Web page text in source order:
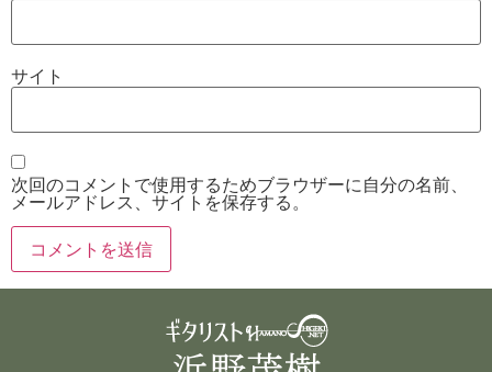
サイト
次回のコメントで使用するためブラウザーに自分の名前、
メールアドレス、サイトを保存する。